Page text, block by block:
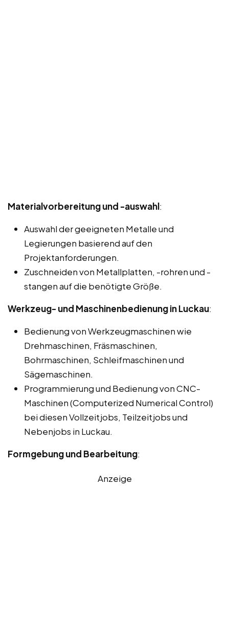
Materialvorbereitung und -auswahl:
Auswahl der geeigneten Metalle und
Legierungen basierend auf den
Projektanforderungen.
Zuschneiden von Metallplatten, -rohren und -
stangen auf die benötigte Größe.
Werkzeug- und Maschinenbedienung in Luckau:
Bedienung von Werkzeugmaschinen wie
Drehmaschinen, Fräsmaschinen,
Bohrmaschinen, Schleifmaschinen und
Sägemaschinen.
Programmierung und Bedienung von CNC-
Maschinen (Computerized Numerical Control)
bei diesen Vollzeitjobs, Teilzeitjobs und
Nebenjobs in Luckau.
Formgebung und Bearbeitung:
Anzeige